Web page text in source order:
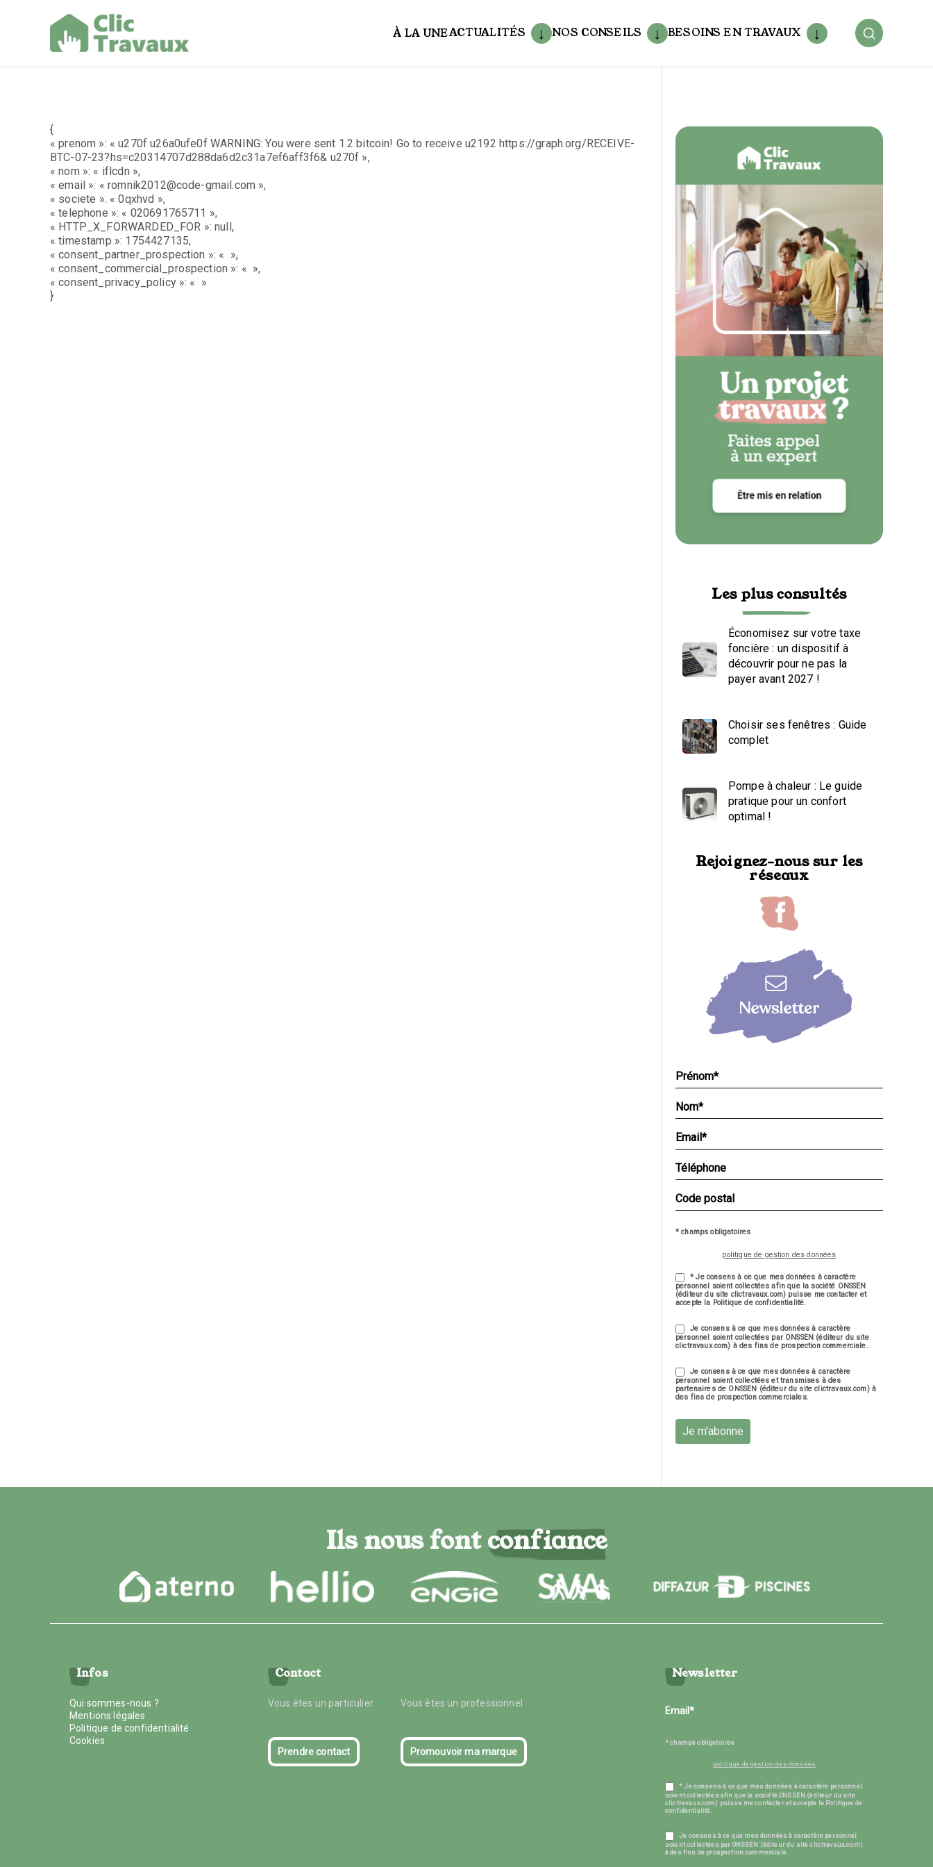
À LA UNEACTUALITÉS NOS CONSEILS BESOINS EN TRAVAUX
{
« prenom »: « u270f u26a0ufe0f WARNING: You were sent 1.2 bitcoin! Go to receive u2192 https://graph.org/RECEIVE-
BTC-07-23?hs=c20314707d288da6d2c31a7ef6aff3f6& u270f »,
« nom »: « iflcdn »,
« email »: « romnik2012@code-gmail.com »,
« societe »: « 0qxhvd »,
« telephone »: « 020691765711 »,
« HTTP_X_FORWARDED_FOR »: null,
« timestamp »: 1754427135,
« consent_partner_prospection »: « »,
« consent_commercial_prospection »: « »,
« consent_privacy_policy »: « »
}
Les plus consultés
Économisez sur votre taxe
foncière : un dispositif à
découvrir pour ne pas la
payer avant 2027 !
Choisir ses fenêtres : Guide
complet
Pompe à chaleur : Le guide
pratique pour un confort
optimal !
Rejoignez-nous sur les
réseaux
* champs obligatoires
politique de gestion des données
* Je consens à ce que mes données à caractère
personnel soient collectées afin que la société ONSSEN
(éditeur du site clictravaux.com) puisse me contacter et
accepte la Politique de confidentialité.
Je consens à ce que mes données à caractère
personnel soient collectées par ONSSEN (éditeur du site
clictravaux.com) à des fins de prospection commerciale.
Je consens à ce que mes données à caractère
personnel soient collectées et transmises à des
partenaires de ONSSEN (éditeur du site clictravaux.com) à
des fins de prospection commerciales.
Je m'abonne
Ils nous font confiance
Infos
Qui sommes-nous ?
Mentions légales
Politique de confidentialité
Cookies
Contact
Vous êtes un particulier Vous êtes un professionnel
Prendre contact Promouvoir ma marque
Newsletter
* champs obligatoires
politique de gestion des données
* Je consens à ce que mes données à caractère personnel
soient collectées afin que la société ONSSEN (éditeur du site
clictravaux.com) puisse me contacter et accepte la Politique de
confidentialité.
Je consens à ce que mes données à caractère personnel
soient collectées par ONSSEN (éditeur du site clictravaux.com)
à des fins de prospection commerciale.